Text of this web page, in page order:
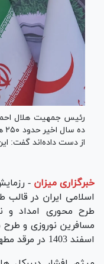
رئیس جمهیت هلال احمر
از دست داده‌اند گفت:
خبرگزاری میزان -
طرح محوری امداد و
اسفند 1403 در مرقد مطهر امام خمینی (ره) برگزار شد.